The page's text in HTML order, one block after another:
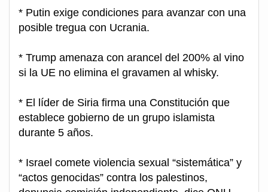
* Putin exige condiciones para avanzar con una
posible tregua con Ucrania.
* Trump amenaza con arancel del 200% al vino
si la UE no elimina el gravamen al whisky.
* El líder de Siria firma una Constitución que
establece gobierno de un grupo islamista
durante 5 años.
* Israel comete violencia sexual “sistemática” y
“actos genocidas” contra los palestinos,